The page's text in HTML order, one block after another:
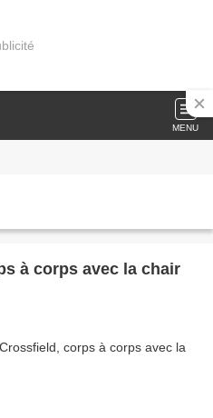
MENU
à corps avec la chair